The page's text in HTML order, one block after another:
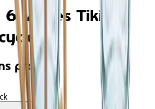
Verres Tiki en
produit